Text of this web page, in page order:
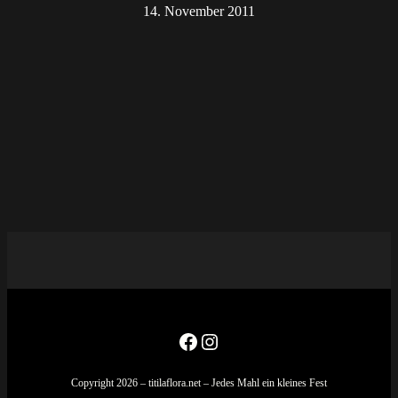
14. November 2011
Facebook
Instagram
Copyright 2026 – titilaflora.net – Jedes Mahl ein kleines Fest